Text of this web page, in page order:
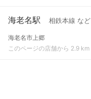
海老名駅 相鉄本線 など
海老名市上郷
このページの店舗から 2.9 km